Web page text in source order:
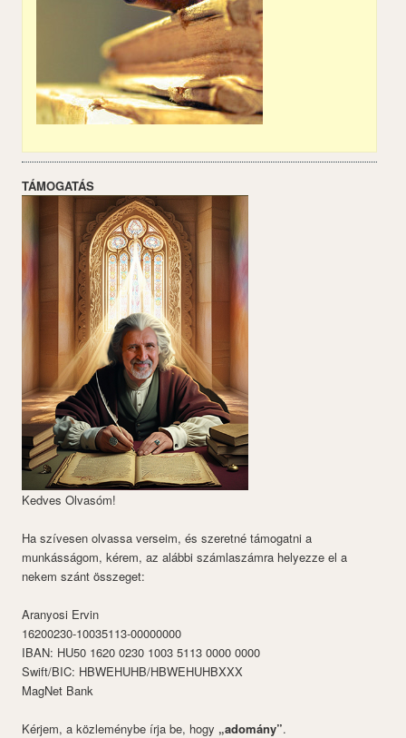
TÁMOGATÁS
Kedves Olvasóm!
Ha szívesen olvassa verseim, és szeretné támogatni a
munkásságom, kérem, az alábbi számlaszámra helyezze el a
nekem szánt összeget:
Aranyosi Ervin
16200230-10035113-00000000
IBAN: HU50 1620 0230 1003 5113 0000 0000
Swift/BIC: HBWEHUHB/HBWEHUHBXXX
MagNet Bank
Kérjem, a közleménybe írja be, hogy „adomány”.